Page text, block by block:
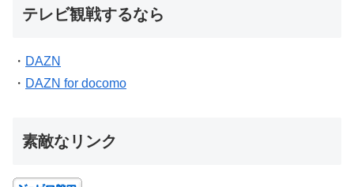
テレビ観戦するなら
・ DAZN
・ DAZN for docomo
素敵なリンク